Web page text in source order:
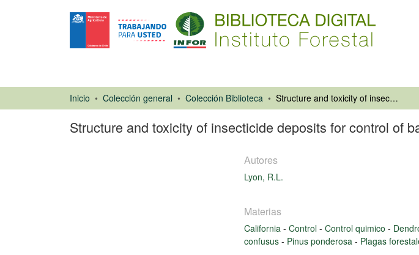
Inicio Colección general Colección Biblioteca Structure and toxicity of insecticide deposits for control of bark beetles
Structure and toxicity of insecticide deposits for control of
Autores
Lyon, R.L.
Materias
California - Control - Control quimico -
confusus - Pinus ponderosa - Plagas